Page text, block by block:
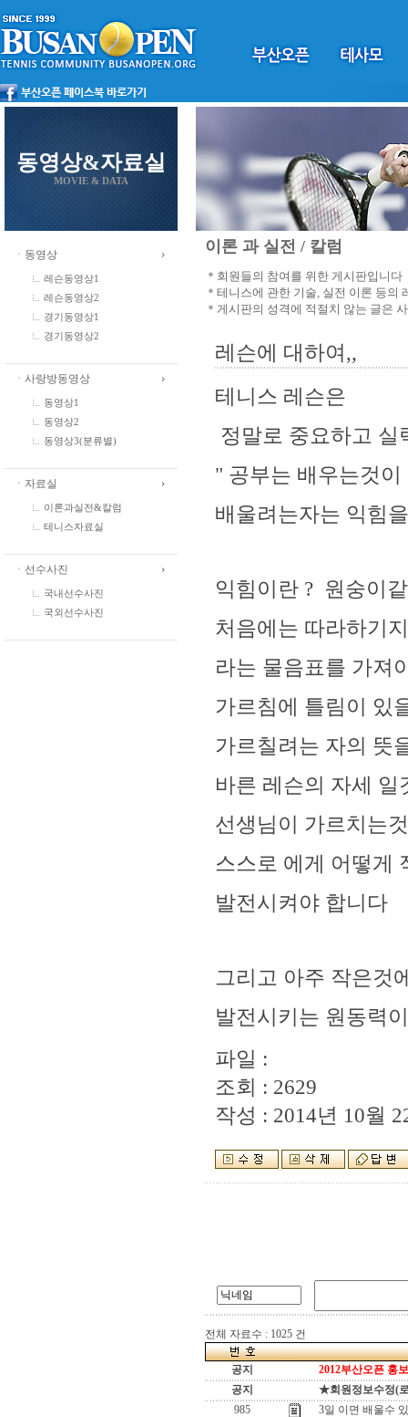
동영상&자료실
MOVIE & DATA
ㆍ동영상
레슨동영상1
레슨동영상2
경기동영상1
경기동영상2
ㆍ사랑방동영상
동영상1
동영상2
동영상3(분류별)
ㆍ자료실
이론과실전&칼럼
테니스자료실
ㆍ선수사진
국내선수사진
국외선수사진
이론 과 실전 / 칼럼
＊회원들의 참여를 위한 게시판입니다
＊테니스에 관한 기술, 실전 이론 등의
＊게시판의 성격에 적절치 않는 글은
레슨에 대하여,,
테니스 레슨은
정말로 중요하고 실
" 공부는 배우는것
배울려는자는 익힘
익힘이란 ? 원숭이
처음에는 따라하기
라는 물음표를 가져
가르침에 틀림이 있
가르칠려는 자의 뜻
바른 레슨의 자세 일
선생님이 가르치는
스스로 에게 어떻게
발전시켜야 합니다
그리고 아주 작은것
발전시키는 원동력
파일 :
조회 : 2629
작성 : 2014년 10월
전체 자료수 : 1025 건
공지
2012부산오픈 홍
공지
★회원정보수정(
985
3일 이면 배울수